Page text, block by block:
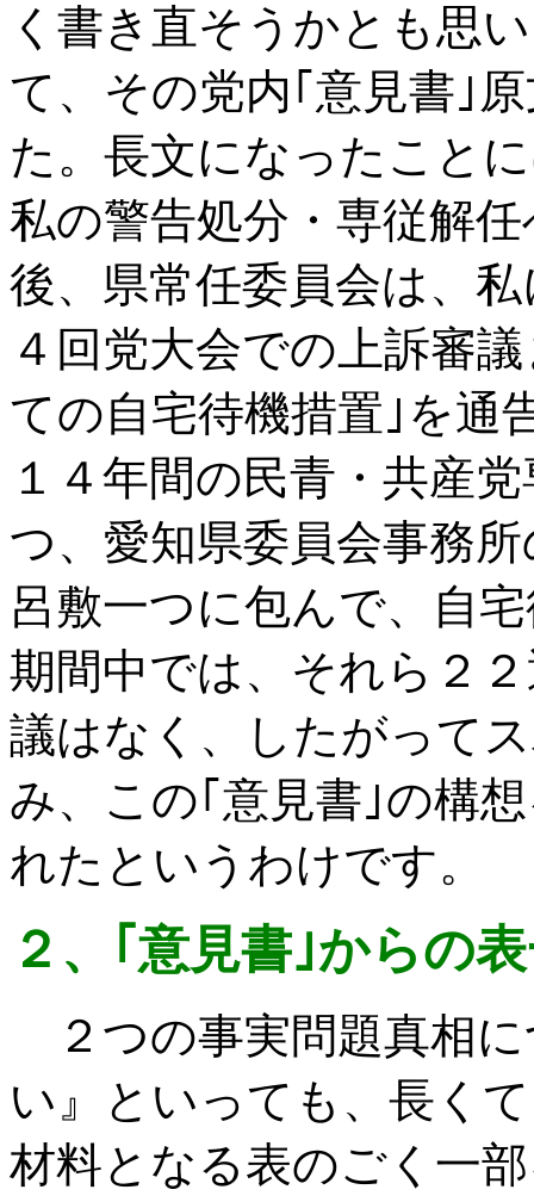
く書き直そうかとも思
て、その党内｢意見書｣
た。長文になったこと
私の警告処分・専従解
後、県常任委員会は、
４回党大会での上訴審
ての自宅待機措置｣を通
１４年間の民青・共産
つ、愛知県委員会事務
呂敷一つに包んで、自
期間中では、それら２
議はなく、したがって
み、この｢意見書｣の構
れたというわけです。
２、｢意見書｣からの
２つの事実問題真相に
い』といっても、長く
材料となる表のごく一